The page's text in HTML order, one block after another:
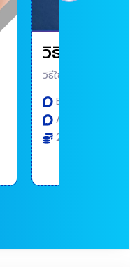
วิธีใช้งาน
วิธีใช้งาน FA
Basic 0
Advance 0
200 บาท